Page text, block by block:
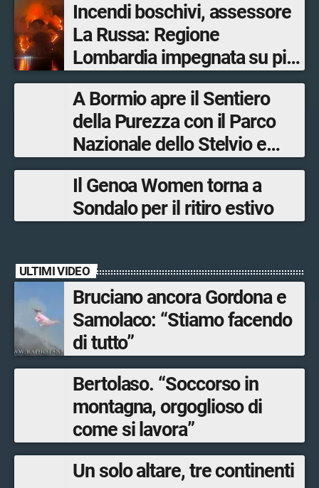
Incendi boschivi, assessore
La Russa: Regione
Lombardia impegnata su più
fronti, 48 volontari coinvolti
tra le province di Lecco,
Sondrio, Milano e Como
A Bormio apre il Sentiero
della Purezza con il Parco
Nazionale dello Stelvio e
Bormio Tourism
Il Genoa Women torna a
Sondalo per il ritiro estivo
ULTIMI VIDEO
Bruciano ancora Gordona e
Samolaco: “Stiamo facendo
di tutto”
Bertolaso. “Soccorso in
montagna, orgoglioso di
come si lavora”
Un solo altare, tre continenti